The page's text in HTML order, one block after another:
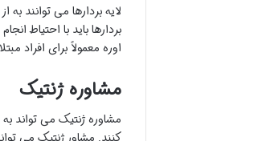
لایه بردارها می توانند
بردارها باید با احتیاط
اوره معمولاً برای افراد
مشاوره ژنتیک